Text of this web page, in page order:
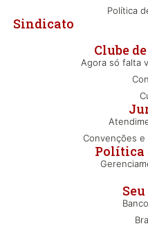
Clube
Agora só falta
Convenções
Política
Sindicato
Política